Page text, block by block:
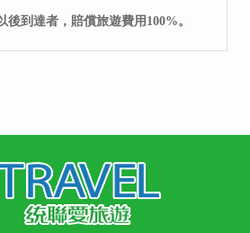
後到達者，賠償旅遊費用100%。